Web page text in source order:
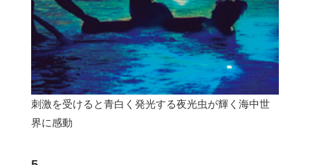
刺激を受けると青白く発光する夜光虫が輝く海中世
界に感動